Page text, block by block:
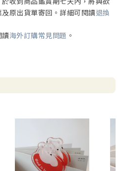
原出貨單寄回。詳細可閱讀退換
讀海外訂購常見問題 。